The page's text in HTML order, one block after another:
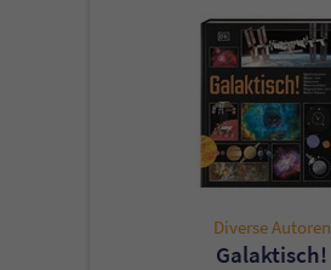
Diverse Autoren
Galaktisch!